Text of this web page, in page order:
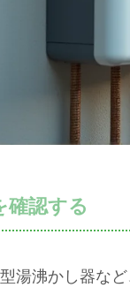
確認する
湯沸かし器な